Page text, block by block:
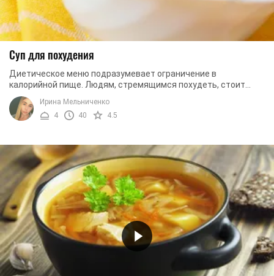
Суп для похудения
Диетическое меню подразумевает ограничение в
калорийной пище. Людям, стремящимся похудеть, стоит
забыть о жирных, жаренных блюдах, выпечке и тем ...
Ирина Мельниченко
4
40 4.5